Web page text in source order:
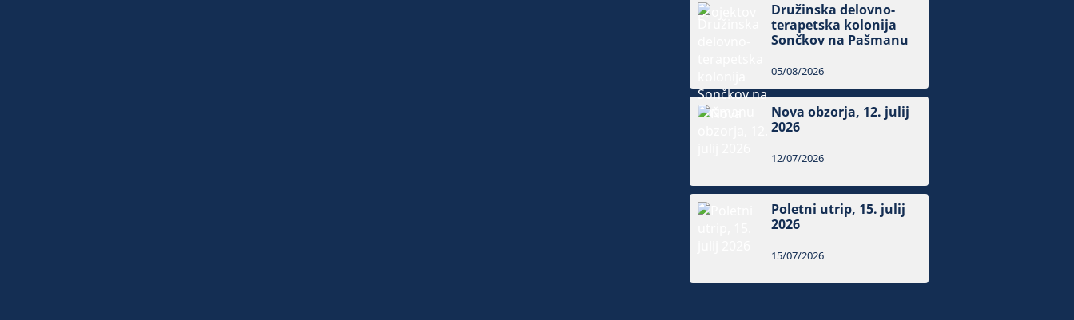
Družinska delovno-
terapetska kolonija
Sončkov na Pašmanu
05/08/2026
Nova obzorja, 12. julij
2026
12/07/2026
Poletni utrip, 15. julij
2026
15/07/2026